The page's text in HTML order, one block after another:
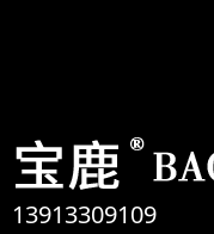
13913309109